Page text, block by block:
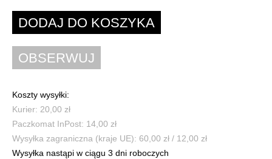
Koszty wysyłki:
Kurier: 20,00 zł
Paczkomat InPost: 14,00 zł
Wysyłka zagraniczna (kraje UE): 60,00 zł / 12,00 zł
Wysyłka nastąpi w ciągu 3 dni roboczych